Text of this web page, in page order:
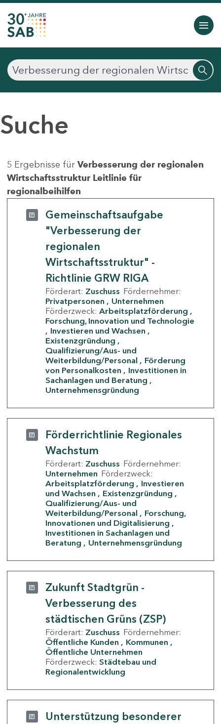
Suche
5 Ergebnisse für Verbesserung der regionalen
Wirtschaftsstruktur Leitlinie für
regionalbeihilfen
Gemeinschaftsaufgabe
"Verbesserung der
regionalen
Wirtschaftsstruktur" -
Richtlinie GRW RIGA
Förderart: Zuschuss Fördernehmer:
Privatpersonen
Unternehmen
Förderzweck: Arbeitsplatzförderung
Forschung, Innovation und Technologie
Investieren und Wachsen
Existenzgründung
Qualifizierung/Aus- und
Weiterbildung/Personal
Förderung
von Personalkosten
Investitionen in
Sachanlagen und Beratung
Unternehmensgründung
Förderrichtlinie Regionales
Wachstum
Förderart: Zuschuss Fördernehmer:
Unternehmen Förderzweck:
Arbeitsplatzförderung
Investieren
und Wachsen
Existenzgründung
Qualifizierung/Aus- und
Weiterbildung/Personal
Forschung,
Innovationen und Digitalisierung
Investitionen in Sachanlagen und
Beratung
Unternehmensgründung
Zukunft Stadtgrün -
Verbesserung des
städtischen Grüns (ZSP)
Förderart: Zuschuss Fördernehmer:
Öffentliche Kunden
Kommunen
Öffentliche Unternehmen
Förderzweck: Städtebau und
Regionalentwicklung
Unterstützung besonderer